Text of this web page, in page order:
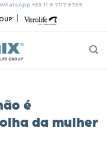
WhatsApp +55 11 9 7117 9759
é
da mulher